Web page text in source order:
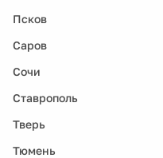
Псков
Саров
Сочи
Ставрополь
Тверь
Тюмень